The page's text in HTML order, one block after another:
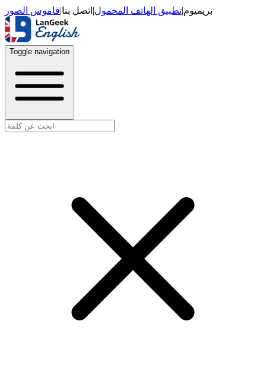
بريميوم|تطبيق الهاتف المحمول| اتصل بنا|قاموس الصور
Toggle navigation